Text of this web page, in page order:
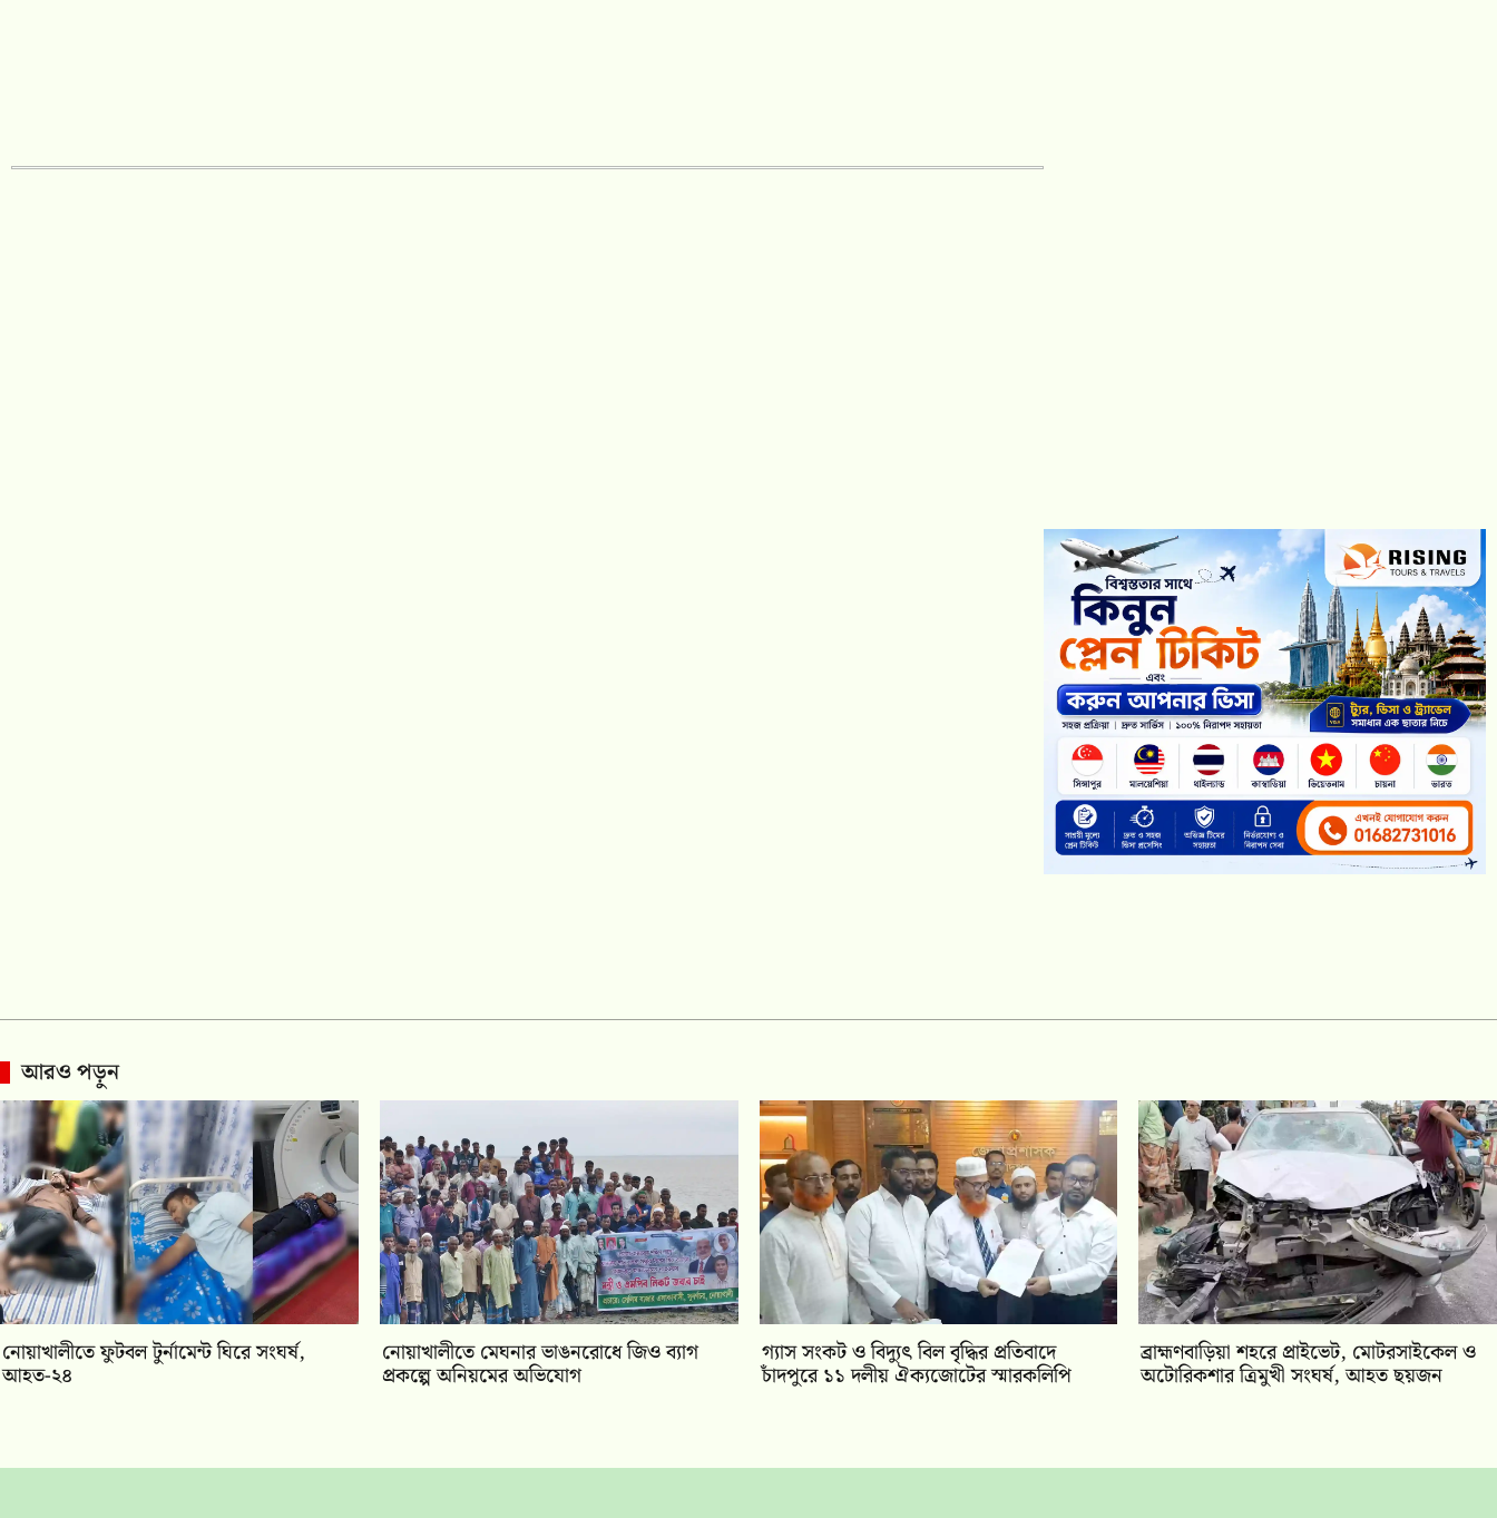
আরও পড়ুন
নোয়াখালীতে ফুটবল টুর্নামেন্ট ঘিরে সংঘর্ষ,
আহত-২৪
নোয়াখালীতে মেঘনার ভাঙনরোধে জিও ব্যাগ
প্রকল্পে অনিয়মের অভিযোগ
গ্যাস সংকট ও বিদ্যুৎ বিল বৃদ্ধির প্রতিবাদে
চাঁদপুরে ১১ দলীয় ঐক্যজোটের স্মারকলিপি
ব্রাহ্মণবাড়িয়া শহরে প্রাইভেট, মোটরসাইকেল ও
অটোরিকশার ত্রিমুখী সংঘর্ষ, আহত ছয়জন